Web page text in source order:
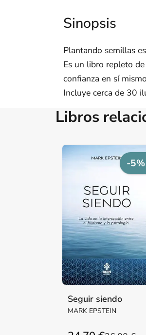
Sinopsis
Plantando semillas
Es un libro repleto
confianza en sí
Incluye cerca de 30
Libros
-5%
Seguir siendo
MARK EPSTEIN